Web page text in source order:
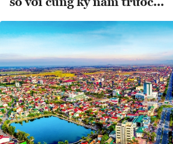
so với cùng kỳ năm trước...